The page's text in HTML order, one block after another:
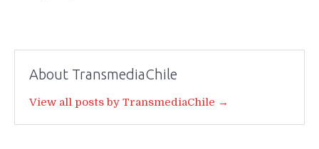
About TransmediaChile
View all posts by TransmediaChile →